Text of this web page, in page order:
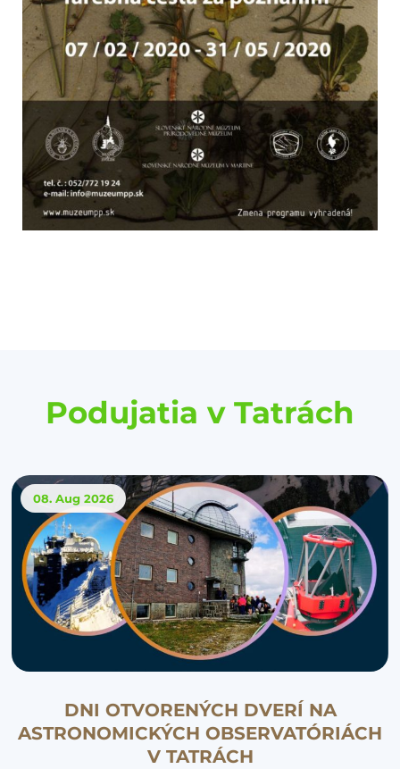
Podujatia v Tatrách
08. Aug 2026
DNI OTVORENÝCH DVERÍ NA
ASTRONOMICKÝCH OBSERVATÓRIÁCH
V TATRÁCH